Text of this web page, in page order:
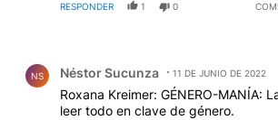
RESPONDER 1 0
NS Néstor Sucunza 11 DE JUNIO DE 2022
Roxana Kreimer: GÉNERO-MANÍA:
leer todo en clave de género.